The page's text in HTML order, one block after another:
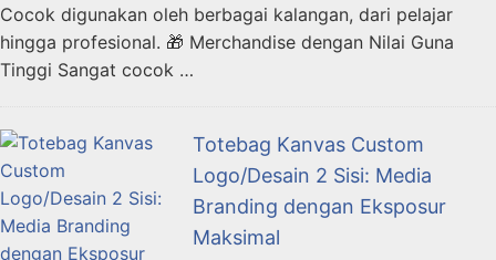
Cocok digunakan oleh berbagai kalangan, dari pelajar
hingga profesional. 🎁 Merchandise dengan Nilai Guna
Tinggi Sangat cocok …
Totebag Kanvas Custom
Logo/Desain 2 Sisi: Media
Branding dengan Eksposur
Maksimal